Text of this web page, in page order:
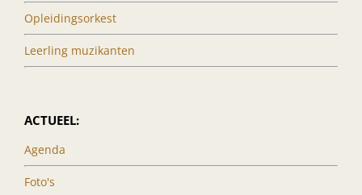
Opleidingsorkest
Leerling muzikanten
ACTUEEL:
Agenda
Foto's